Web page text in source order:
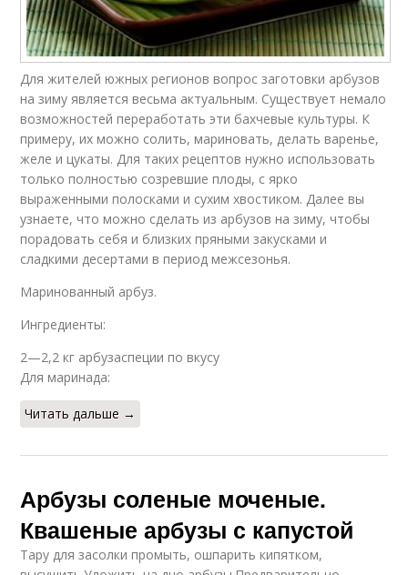
Для жителей южных регионов вопрос заготовки арбузов
на зиму является весьма актуальным. Существует немало
возможностей переработать эти бахчевые культуры. К
примеру, их можно солить, мариновать, делать варенье,
желе и цукаты. Для таких рецептов нужно использовать
только полностью созревшие плоды, с ярко
выраженными полосками и сухим хвостиком. Далее вы
узнаете, что можно сделать из арбузов на зиму, чтобы
порадовать себя и близких пряными закусками и
сладкими десертами в период межсезонья.
Маринованный арбуз.
Ингредиенты:
2—2,2 кг арбузаспеции по вкусу
Для маринада:
Читать дальше →
Арбузы соленые моченые.
Квашеные арбузы с капустой
Тару для засолки промыть, ошпарить кипятком,